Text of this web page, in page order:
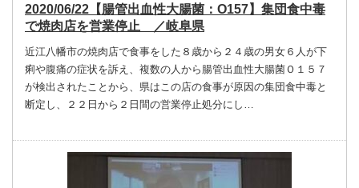
2020/06/22【腸管出血性大腸菌：O157】集団食中毒
で焼肉店を営業停止 ／岐阜県
近江八幡市の焼肉店で食事をした８歳から２４歳の男女６人が下
痢や腹痛の症状を訴え、複数の人から腸管出血性大腸菌Ｏ１５７
が検出されたことから、県はこの店の食事が原因の集団食中毒と
断定し、２２日から２日間の営業停止処分にし…